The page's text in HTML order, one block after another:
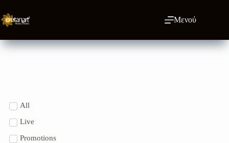
Μενού
All
Live
Promotions